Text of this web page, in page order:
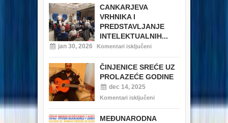
CANKARJEVA
VRHNIKA I
PREDSTAVLJANJE
INTELEKTUALNIH...
jan 30, 2026 Komentari isključeni
ČINJENICE SREĆE UZ
PROLAZEĆE GODINE
dec 14, 2025
Komentari isključeni
MEĐUNARODNA